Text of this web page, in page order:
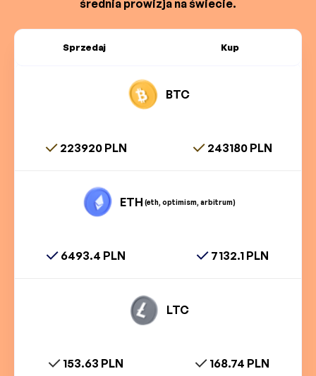
średnia prowizja na świecie.
Sprzedaj Kup
BTC
223920 PLN 243180 PLN
ETH (eth, optimism, arbitrum)
6493.4 PLN 7132.1 PLN
LTC
153.63 PLN 168.74 PLN